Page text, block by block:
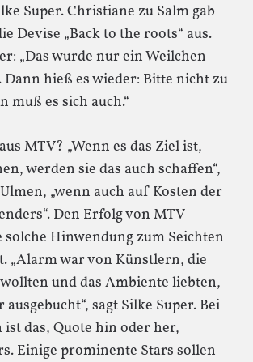
Super. Christiane zu Salm gab
Devise „Back to the roots“ aus.
„Das wurde nur ein Weilchen
Dann hieß es wieder: Bitte nicht zu
muß es sich auch.“
MTV? „Wenn es das Ziel ist,
werden sie das auch schaffen“,
„wenn auch auf Kosten der
Den Erfolg von MTV
Hinwendung zum Seichten
„Alarm war von Künstlern, die
und das Ambiente liebten,
sagt Silke Super. Bei
ist das, Quote hin oder her,
Einige prominente Stars sollen